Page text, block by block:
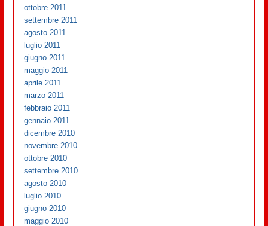
ottobre 2011
settembre 2011
agosto 2011
luglio 2011
giugno 2011
maggio 2011
aprile 2011
marzo 2011
febbraio 2011
gennaio 2011
dicembre 2010
novembre 2010
ottobre 2010
settembre 2010
agosto 2010
luglio 2010
giugno 2010
maggio 2010